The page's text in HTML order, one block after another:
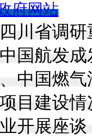
府网站
四川省调
国航发
中国燃
目建设
开展座